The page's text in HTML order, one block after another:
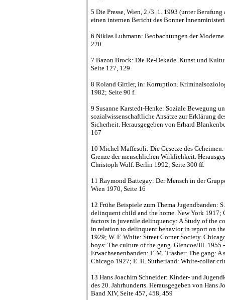
5 Die Presse, Wien, 2./3. 1. 1993 (unter
einen internen Bericht des Bonner
6 Niklas Luhmann: Beobachtungen der
220
7 Bazon Brock: Die Re-Dekade. Kunst und
Seite 127, 129
8 Roland Girtler, in: Korruption.
1982; Seite 90 f.
9 Susanne Karstedt-Henke: Soziale Bewegung
sozialwissenschaftliche Ansätze zur Erklärung
Sicherheit. Herausgegeben von Erhard
167
10 Michel Maffesoli: Die Gesetze des
Grenze der menschlichen Wirklichkeit.
Christoph Wulf. Berlin 1992; Seite 300 ff.
11 Raymond Battegay: Der Mensch in der
Wien 1970, Seite 16
12 Frühe Beispiele zum Thema Jugendbanden:
delinquent child and the home. New York 1917;
factors in juvenile delinquency: A Study of the
in relation to delinquent behavior in report on
1929; W. F. White: Street Corner Society.
boys: The culture of the gang. Glencoe/Ill. 1955
Erwachsenenbanden: F. M. Trasher: The gang:
Chicago 1927; E. H. Sutherland: White-collar
13 Hans Joachim Schneider: Kinder- und
des 20. Jahrhunderts. Herausgegeben von Hans
Band XIV, Seite 457, 458, 459